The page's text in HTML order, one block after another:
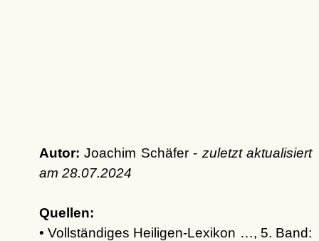
Autor: Joachim Schäfer - zuletzt aktualisiert
am 28.07.2024
Quellen:
• Vollständiges Heiligen-Lexikon …, 5. Band: